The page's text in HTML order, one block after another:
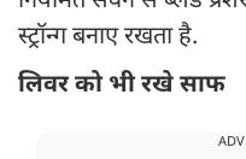
स्ट्रॉन्ग बनाए रखता है.
लिवर को भी रखे साफ